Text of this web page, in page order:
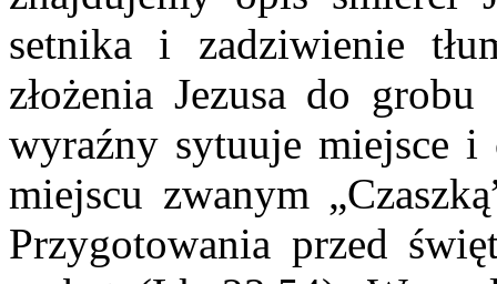
setnika i zadziwienie
złożenia Jezusa do
wyraźny sytuuje miejsce i
miejscu zwanym
Przygotowania przed